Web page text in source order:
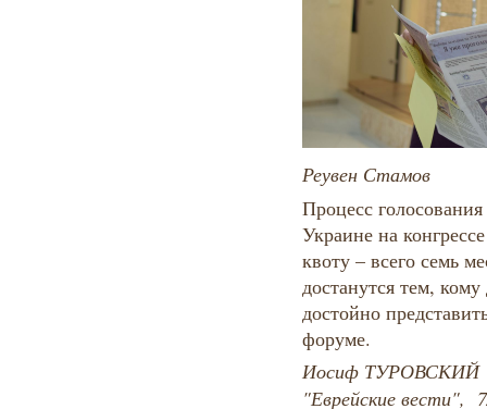
Реувен Стамов
Процесс
Украине на
квоту – всего семь
достанутся тем,
достойно
форуме.
Иосиф ТУРОВСКИЙ
"Еврейские вести",